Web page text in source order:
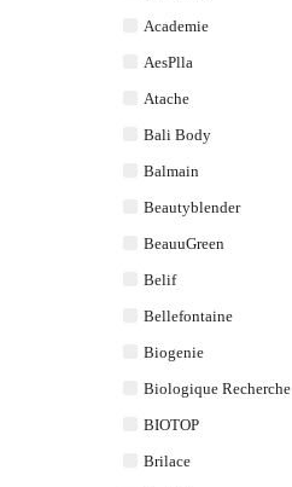
Academie
AesPlla
Atache
Bali Body
Balmain
Beautyblender
BeauuGreen
Belif
Bellefontaine
Biogenie
Biologique Recherche
BIOTOP
Brilace